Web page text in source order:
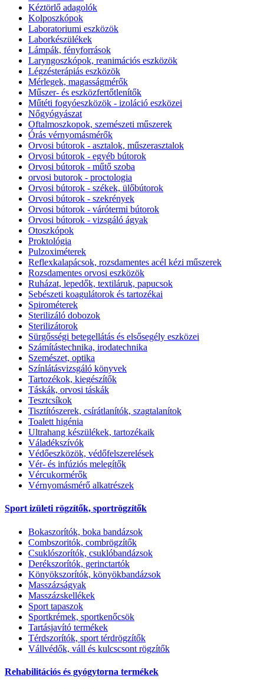
Kéztörlő adagolók
Kolposzkópok
Laboratoriumi eszközök
Laborkészülékek
Lámpák, fényforrások
Laryngoszkópok, reanimációs eszközök
Légzésterápiás eszközök
Mérlegek, magasságmérők
Műszer- és eszközfertőtlenítők
Műtéti fogyóeszközök - izoláció eszközei
Nőgyógyászat
Oftalmoszkopok, szemészeti műszerek
Órás vérnyomásmérők
Orvosi bútorok - asztalok, műszerasztalok
Orvosi bútorok - egyéb bútorok
Orvosi bútorok - műtő szoba
orvosi butorok - proctologia
Orvosi bútorok - székek, ülőbútorok
Orvosi bútorok - szekrények
Orvosi bútorok - várótermi bútorok
Orvosi bútorok - vizsgáló ágyak
Otoszkópok
Proktológia
Pulzoximéterek
Reflexkalapácsok, rozsdamentes acél kézi műszerek
Rozsdamentes orvosi eszközök
Ruházat, lepedők, textiláruk, papucsok
Sebészeti koagulátorok és tartozékai
Spirométerek
Sterilizáló dobozok
Sterilizátorok
Sürgősségi betegellátás és elsősegély eszközei
Számítástechnika, irodatechnika
Szemészet, optika
Színlátásvizsgáló könyvek
Tartozékok, kiegészítők
Táskák, orvosi táskák
Tesztcsíkok
Tisztítószerek, csírátlanítók, szagtalanítok
Toalett higénia
Ultrahang készülékek, tartozékaik
Váladékszívók
Védőeszközök, védőfelszerelések
Vér- és infúziós melegítők
Vércukormérők
Vérnyomásmérő alkatrészek
Sport izületi rögzítők, sportrögzítők
Bokaszorítók, boka bandázsok
Combszoritók, combrögzítők
Csuklószorítók, csuklóbandázsok
Derékszorítók, gerinctartók
Könyökszorítók, könyökbandázsok
Masszázságyak
Masszázskellékek
Sport tapaszok
Sportkrémek, sportkenőcsök
Tartásjavító termékek
Térdszorítók, sport térdrögzítők
Vállvédők, váll és kulcscsont rögzítők
Rehabilitációs és gyógytorna termékek